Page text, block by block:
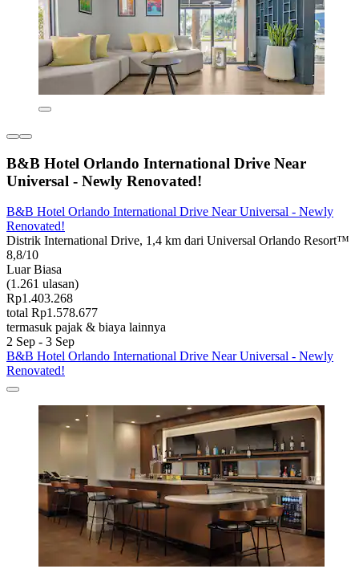
B&B Hotel Orlando International Drive Near
Universal - Newly Renovated!
B&B Hotel Orlando International Drive Near Universal - Newly
Renovated!
Distrik International Drive, 1,4 km dari Universal Orlando Resort™
8,8/10
Luar Biasa
(1.261 ulasan)
Rp1.403.268
total Rp1.578.677
termasuk pajak & biaya lainnya
2 Sep - 3 Sep
B&B Hotel Orlando International Drive Near Universal - Newly
Renovated!